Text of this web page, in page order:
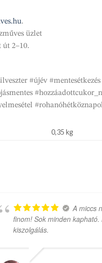
.
üzlet
út 2–10.
#újév
0,35 kg
A miccs
finom! Sok minden kapható.
kiszolgálás.